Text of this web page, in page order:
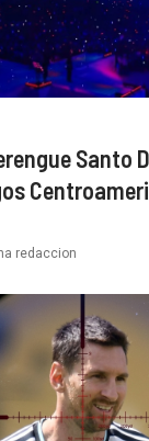
Santo
redaccion